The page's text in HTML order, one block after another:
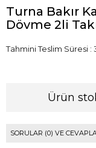
Turna Bakır
Dövme 2li
Tahmini Teslim Süresi :
Ürün
SORULAR (0) VE